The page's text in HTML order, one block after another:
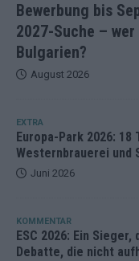
Bewerbung bis
2027-Suche –
Bulgarien?
August 2026
EXTRA
Europa-Park 2026:
Westernbrauerei und
Juni 2026
KOMMENTAR
ESC 2026: Ein
Debatte, die nicht